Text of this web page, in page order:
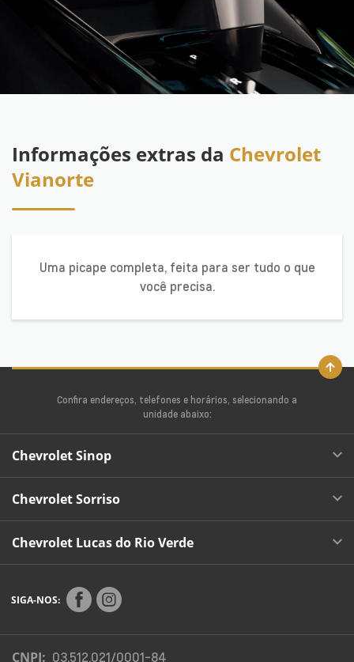
Informações extras da Chevrolet
Vianorte
Uma picape completa, feita para ser tudo o que
você precisa.
Confira endereços, telefones e horários, selecionando a
unidade abaixo:
Chevrolet Sinop
Chevrolet Sorriso
Chevrolet Lucas do Rio Verde
SIGA-NOS:
CNPJ: 03.512.021/0001-84